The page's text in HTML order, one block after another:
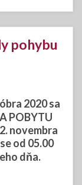
pohybu
2020 sa
POBYTU
novembra
od 05.00
dňa.